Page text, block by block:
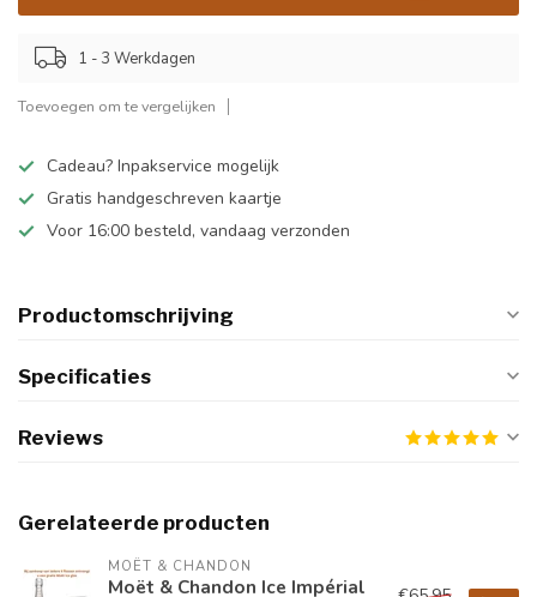
1 - 3 Werkdagen
Toevoegen om te vergelijken
Cadeau? Inpakservice mogelijk
Gratis handgeschreven kaartje
Voor 16:00 besteld, vandaag verzonden
Productomschrijving
Specificaties
Reviews
Gerelateerde producten
MOËT & CHANDON
Moët & Chandon Ice Impérial